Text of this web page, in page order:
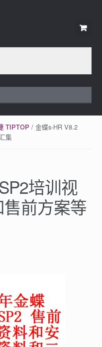
TIPTOP / 金蝶s-HR V8.2
集
培训视
前方案等